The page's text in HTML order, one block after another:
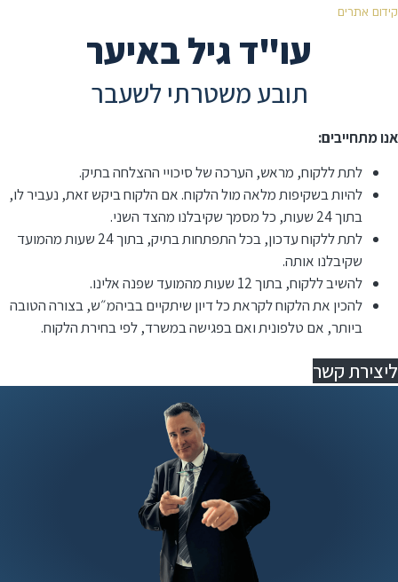
קידום אתרים
עו"ד גיל באיער
תובע משטרתי לשעבר
אנו מתחייבים:
לתת ללקוח, מראש, הערכה של סיכויי ההצלחה בתיק.
להיות בשקיפות מלאה מול הלקוח. אם הלקוח ביקש זאת, נעביר לו,
בתוך 24 שעות, כל מסמך שקיבלנו מהצד השני.
לתת ללקוח עדכון, בכל התפתחות בתיק, בתוך 24 שעות מהמועד
שקיבלנו אותה.
להשיב ללקוח, בתוך 12 שעות מהמועד שפנה אלינו.
⁠להכין את הלקוח לקראת כל דיון שיתקיים בביהמ״ש, בצורה הטובה
ביותר, אם טלפונית ואם בפגישה במשרד, לפי בחירת הלקוח.
ליצירת קשר